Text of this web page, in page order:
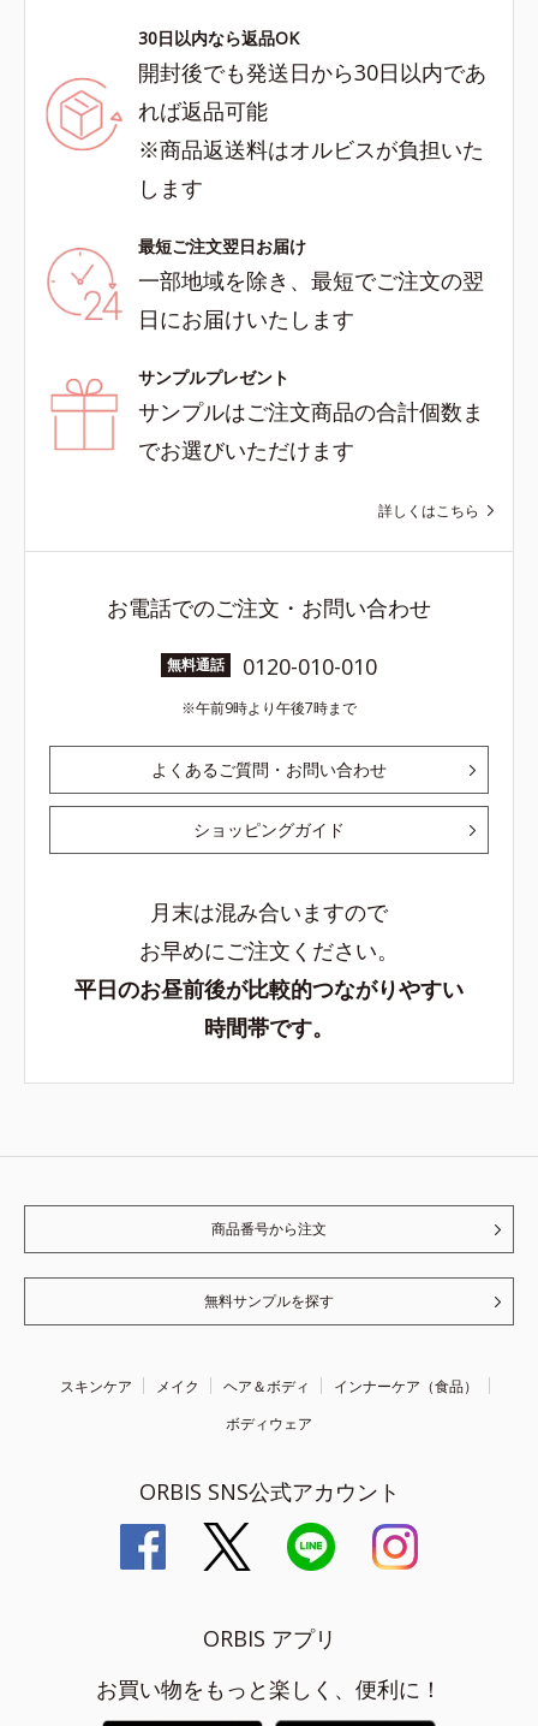
30日以内なら返品OK
開封後でも発送日から30日以内であ
れば返品可能
※商品返送料はオルビスが負担いた
します
最短ご注文翌日お届け
一部地域を除き、最短でご注文の翌
日にお届けいたします
サンプルプレゼント
サンプルはご注文商品の合計個数ま
でお選びいただけます
詳しくはこちら
お電話でのご注文・お問い合わせ
無料通話 0120-010-010
午前9時より午後7時まで
よくあるご質問・お問い合わせ
ショッピングガイド
月末は混み合いますので
お早めにご注文ください。
平日のお昼前後が比較的つながりやすい
時間帯です。
商品番号から注文
無料サンプルを探す
スキンケア メイク ヘア＆ボディ
インナーケア（食品）
ボディウェア
ORBIS SNS公式アカウント
ORBIS アプリ
お買い物をもっと楽しく、便利に！